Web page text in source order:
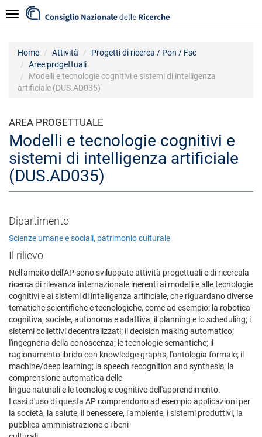
al
contenuto
Navigazione
Home Attività
Progetti di ricerca / Pon / Fsc
Aree progettuali
Modelli e tecnologie cognitivi e sistemi di intelligenza
artificiale (DUS.AD035)
AREA PROGETTUALE
Modelli e tecnologie cognitivi e
sistemi di intelligenza artificiale
(DUS.AD035)
Dipartimento
Scienze umane e sociali, patrimonio culturale
Il rilievo
Nell'ambito dell'AP sono sviluppate attività progettuali e di ricercala
ricerca di rilevanza internazionale inerenti ai modelli e alle tecnologie
cognitivi e ai sistemi di intelligenza artificiale, che riguardano diverse
tematiche scientifiche e tecnologiche, come ad esempio: la robotica
cognitiva, sociale, autonoma e adattiva; il planning e lo scheduling; i
sistemi collettivi decentralizzati; il decision making automatico;
l'ingegneria della conoscenza; le tecnologie semantiche; il
ragionamento ibrido con knowledge graphs; l'ontologia formale; il
machine/deep learning; la speech recognition and synthesis; la
comprensione automatica delle
lingue naturali e le tecnologie cognitive dell'apprendimento.
I casi d'uso di questa AP comprendono ad esempio applicazioni per
la società, la salute, il benessere, l'ambiente, i sistemi produttivi, la
pubblica amministrazione e i beni